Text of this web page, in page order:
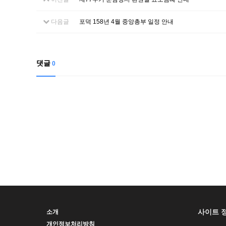
다음글 포덕 158년 4월 중앙총부 일정 안내
댓글 0
소개
개인정보처리방침
사이트